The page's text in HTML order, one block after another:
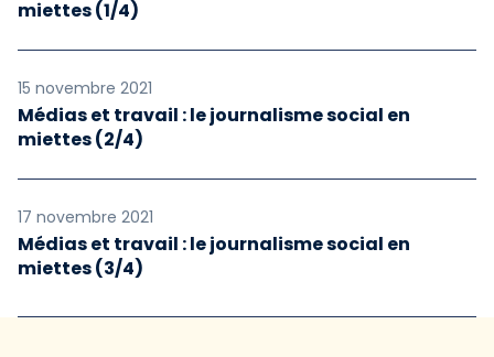
miettes (1/4)
15 novembre 2021
Médias et travail : le journalisme social en
miettes (2/4)
17 novembre 2021
Médias et travail : le journalisme social en
miettes (3/4)